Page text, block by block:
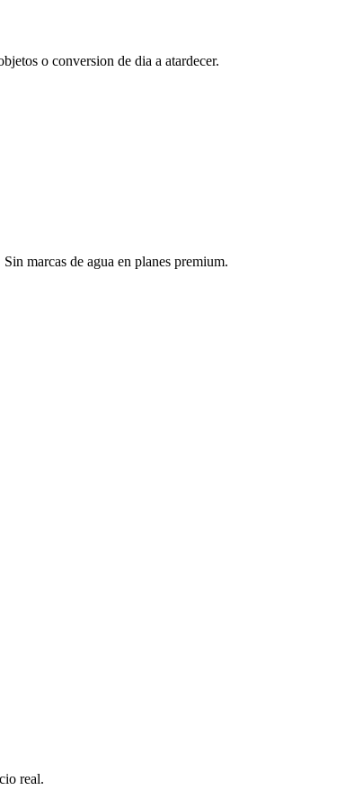
o conversion de dia a atardecer.
marcas de agua en planes premium.
real.